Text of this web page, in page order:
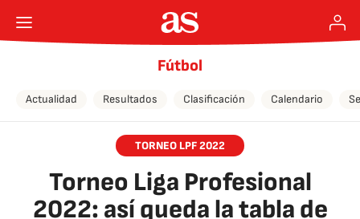
Fútbol
Actualidad Resultados Clasificación Calendario
TORNEO LPF 2022
Torneo Liga Profesional
2022: así queda la tabla de